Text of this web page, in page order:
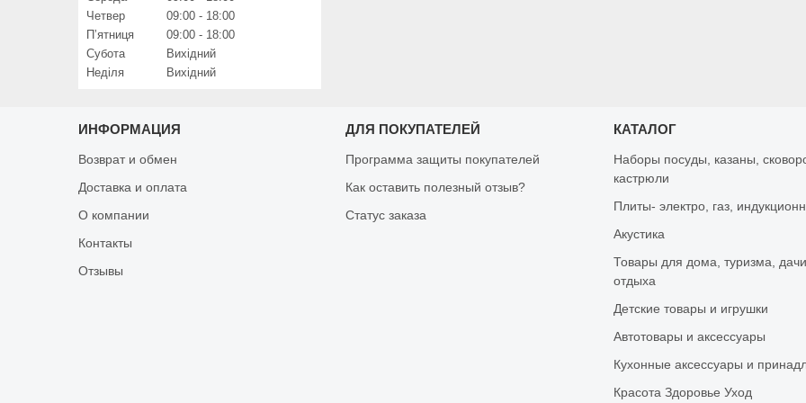
Четвер
09:00
18:00
Пʼятниця
09:00
18:00
Субота
Вихідний
Неділя
Вихідний
ИНФОРМАЦИЯ
Возврат и обмен
Доставка и оплата
О компании
Контакты
Отзывы
ДЛЯ ПОКУПАТЕЛЕЙ
Программа защиты покупателей
Как оставить полезный отзыв?
Статус заказа
КАТАЛОГ
Наборы посуды, казаны,
кастрюли
Плиты- электро, газ,
Акустика
Товары для дома, туризма,
отдыха
Детские товары и игрушки
Автотовары и аксессуары
Кухонные аксессуары и
Красота Здоровье Уход